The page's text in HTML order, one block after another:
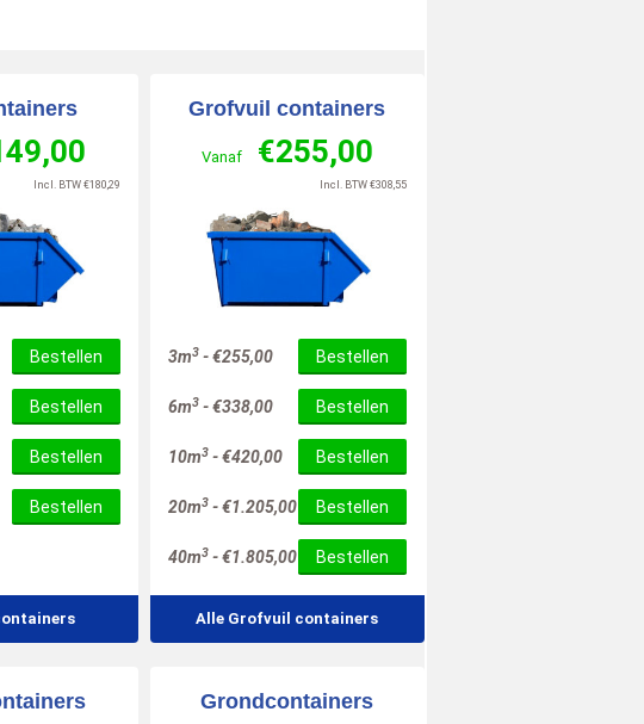
Incl. BTW €180,29
Bestellen
Bestellen
Bestellen
Bestellen
Grofvuil containers
Vanaf €255,00
Incl. BTW €308,55
3m3-€255,00 Bestellen
6m3-€338,00 Bestellen
10m3-€420,00 Bestellen
20m3-€1.205,00 Bestellen
40m3-€1.805,00 Bestellen
Alle Grofvuil containers
Grondcontainers
verlopen keurig
ga hier zeker
container huren als
»
Helaas niet meer dan een 6.
Levering op afgesproken dag,
een paar uur eerder dan
Lees meer »
6/ 10